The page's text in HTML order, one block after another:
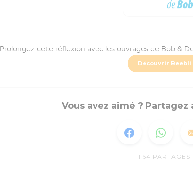
Prolongez cette réflexion avec les ouvrages de Bob &
Découvrir Beebli
Vous avez aimé ? Partagez
1154 PARTAGES